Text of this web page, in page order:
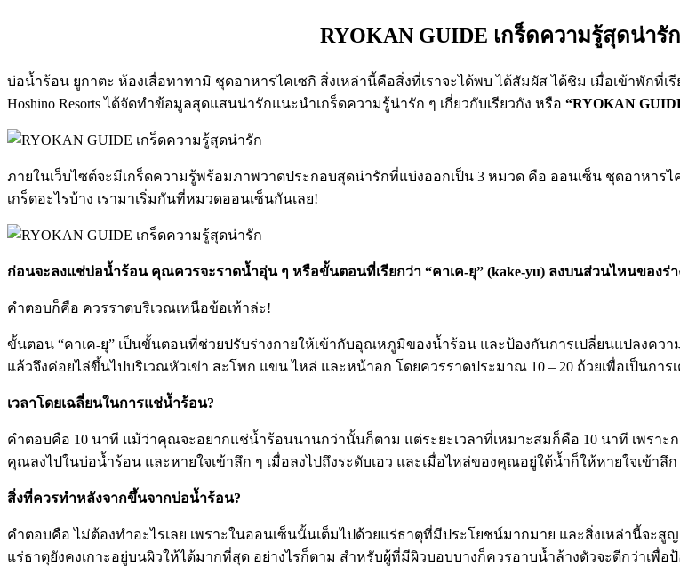
RYOKAN GUIDE เกร็ดความรู้สุดน่ารั
บ่อน้ำร้อน ยูกาตะ ห้องเสื่อทาทามิ ชุดอาหารไคเซกิ สิ่งเหล่านี้คือสิ่งที่เราจะได้พบ ได้สัมผัส ได้ชิม เมื่อเข้าพักที่
Hoshino Resorts ได้จัดทำข้อมูลสุดแสนน่ารักแนะนำเกร็ดความรู้น่ารัก ๆ เกี่ยวกับเรียวกัง หรือ “RYOKAN
ภายในเว็บไซต์จะมีเกร็ดความรู้พร้อมภาพวาดประกอบสุดน่ารักที่แบ่งออกเป็น 3 หมวด คือ ออนเซ็น ชุดอาหาร
เกร็ดอะไรบ้าง เรามาเริ่มกันที่หมวดออนเซ็นกันเลย!
ก่อนจะลงแช่บ่อน้ำร้อน คุณควรจะราดน้ำอุ่น ๆ หรือขั้นตอนที่เรียกว่า “คาเค-ยุ” (kake-yu) ลงบนส่วนไหนของร่
คำตอบก็คือ ควรราดบริเวณเหนือข้อเท้าล่ะ!
ขั้นตอน “คาเค-ยุ” เป็นขั้นตอนที่ช่วยปรับร่างกายให้เข้ากับอุณหภูมิของน้ำร้อน และป้องกันการเปลี่ยนแปลงค
แล้วจึงค่อยไล่ขึ้นไปบริเวณหัวเข่า สะโพก แขน ไหล่ และหน้าอก โดยควรราดประมาณ 10 – 20 ถ้วยเพื่อเป็นกา
เวลาโดยเฉลี่ยนในการแช่น้ำร้อน?
คำตอบคือ 10 นาที แม้ว่าคุณจะอยากแช่น้ำร้อนนานกว่านั้นก็ตาม แต่ระยะเวลาที่เหมาะสมก็คือ 10 นาที เพรา
คุณลงไปในบ่อน้ำร้อน และหายใจเข้าลึก ๆ เมื่อลงไปถึงระดับเอว และเมื่อไหล่ของคุณอยู่ใต้น้ำก็ให้หายใจเข้า
สิ่งที่ควรทำหลังจากขึ้นจากบ่อน้ำร้อน?
คำตอบคือ ไม่ต้องทำอะไรเลย เพราะในออนเซ็นนั้นเต็มไปด้วยแร่ธาตุที่มีประโยชน์มากมาย และสิ่งเหล่านี้จะ
แร่ธาตุยังคงเกาะอยู่บนผิวให้ได้มากที่สุด อย่างไรก็ตาม สำหรับผู้ที่มีผิวบอบบางก็ควรอาบน้ำล้างตัวจะดีกว่าเพื่อ